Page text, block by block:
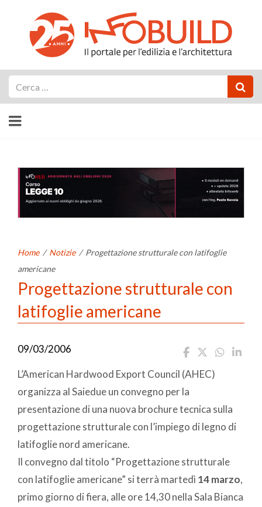
Home / Notizie / Progettazione strutturale con latifoglie
americane
Progettazione strutturale con
latifoglie americane
09/03/2006
L’American Hardwood Export Council (AHEC)
organizza al Saiedue un convegno per la
presentazione di una nuova brochure tecnica sulla
progettazione strutturale con l’impiego di legno di
latifoglie nord americane.
Il convegno dal titolo “Progettazione strutturale
con latifoglie americane” si terrà martedì 14 marzo,
primo giorno di fiera, alle ore 14,30 nella Sala Bianca